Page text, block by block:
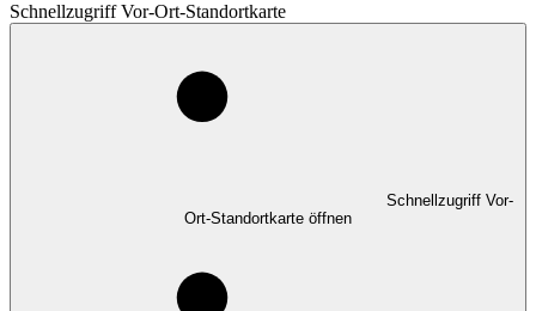
Schnellzugriff Vor-Ort-Standortkarte
Schnellzugriff Vor-
Ort-Standortkarte öffnen